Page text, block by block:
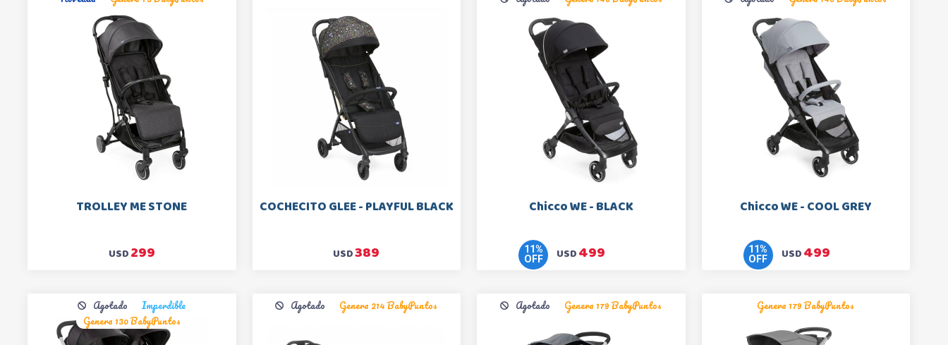
TROLLEY ME STONE
USD299
COCHECITO GLEE - PLAYFUL BLACK
USD389
Chicco WE - BLACK
11%
OFF
USD499
Chicco WE - COOL GREY
11%
OFF
USD499
Agotado
Imperdible
Genera 130 BabyPuntos
Agotado Genera 214 BabyPuntos Agotado Genera 179 BabyPuntos Genera 179 BabyPuntos